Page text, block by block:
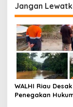
a
s
i
p
o
s
Jangan
WALHI Riau Desak
Penegakan